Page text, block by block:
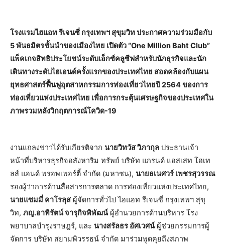
โรงแรมไฮแอท รีเจนซี่ กรุงเทพฯ สุขุมวิท ประกาศความร่วมมือกับ
5 พันธมิตรชั้นนำของเมืองไทย เปิดตัว “One Million Baht Club”
แพ็คเกจสิทธิประโยชน์ระดับเอ็กซ์คลูซีฟสำหรับนักธุรกิจและนัก
เดินทางระดับไฮเอนด์ครั้งแรกของประเทศไทย สอดคล้องกับแผน
ยุทธศาสตร์ฟื้นฟูอุตสาหกรรมการท่องเที่ยวไทยปี 2564 ของการ
ท่องเที่ยวแห่งประเทศไทย เพื่อการกระตุ้นเศรษฐกิจของประเทศใน
ภาพรวมหลังวิกฤตการณ์โควิด-19
งานแถลงข่าวได้รับเกียรติจาก นายวิทวัส วิภากุล ประธานเจ้า
หน้าที่บริหารธุรกิจอสังหาริม ทรัพย์ บริษัท แกรนด์ แอสเสท โฮเท
ลส์ แอนด์ พรอพเพอร์ตี้ จำกัด (มหาชน), นายธเนศวร์ เพชรสุวรรณ
รองผู้ว่าการด้านสื่อสารการตลาด การท่องเที่ยวแห่งประเทศไทย,
นายแซมมี่ คาโรลุส ผู้จัดการทั่วไป ไฮแอท รีเจนซี่ กรุงเทพฯ สุขุ
วิท, ภญ.อาทิรัตน์ จารุกิจพิพัฒน์ ผู้อำนวยการด้านบริหาร โรง
พยาบาลบำรุงราษฎร์, และ นางสรัลธร อัศเวศน์ ผู้ช่วยกรรมการผู้
จัดการ บริษัท สยามพิวรรธน์ จำกัด มาร่วมพูดคุยถึงสภาพ